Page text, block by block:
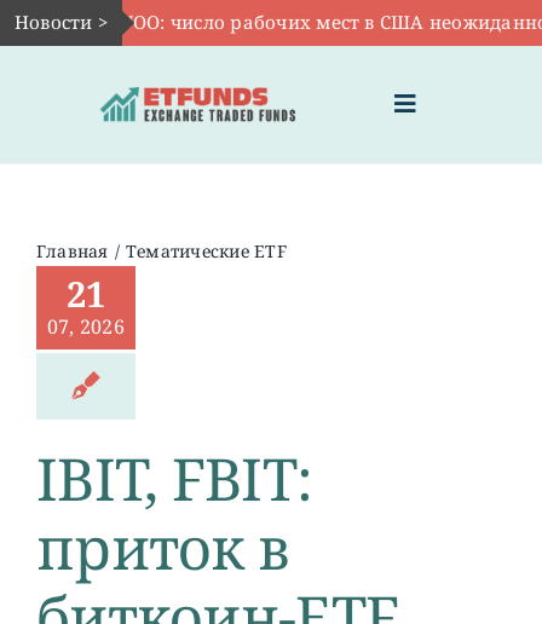
Skip
to
Новости >
Авг 7:VOO: число рабочих мест в США неожиданно
Toggle
Navigation
ЧТО ТАКОЕ ETF
ИНВЕСТИЦИИ В ETF
О ПРОЕКТЕ
Главная / Тематические ETF
21
07, 2026
IBIT, FBIT:
приток в